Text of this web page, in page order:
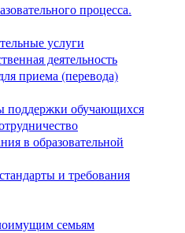
процесса.
услуги
деятельность
приема (перевода)
поддержки обучающихся
в образовательной
и требования
семьям